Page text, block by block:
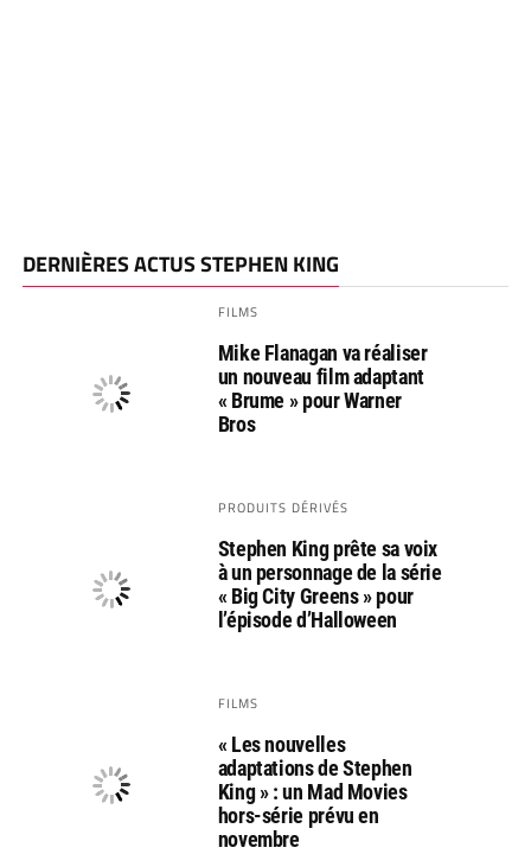
DERNIÈRES ACTUS STEPHEN KING
FILMS
Mike Flanagan va réaliser
un nouveau film adaptant
« Brume » pour Warner
Bros
PRODUITS DÉRIVÉS
Stephen King prête sa voix
à un personnage de la série
« Big City Greens » pour
l’épisode d’Halloween
FILMS
« Les nouvelles
adaptations de Stephen
King » : un Mad Movies
hors-série prévu en
novembre